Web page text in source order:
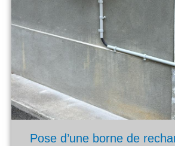
Pose d’une borne de